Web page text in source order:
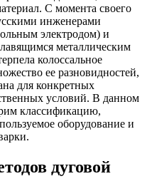
С момента своего
инженерами
электродом) и
металлическим
колоссальное
ее разновидностей,
для конкретных
условий. В данном
классификацию,
оборудование и
дуговой